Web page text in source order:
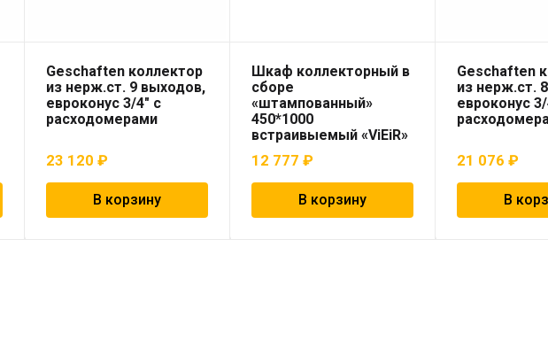
Geschaften коллектор
из нерж.ст. 9 выходов,
евроконус 3/4″ с
расходомерами
23 120₽
В корзину
Шкаф коллекторный в
сборе
«штампованный»
450*1000
встраивыемый «ViEiR»
12 777₽
В корзину
Geschaften
из нерж.ст.
евроконус 3/
21 076₽
В